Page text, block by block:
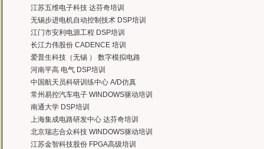
江苏五维电子科技 达芬奇培训
无锡步进电机自动控制技术 DSP培训
江门市安利电源工程 DSP培训
长江力伟股份 CADENCE 培训
爱普生科技（无锡 ） 数字模拟电路
河南平高 电气 DSP培训
中国航天员科研训练中心 A/D仿真
常州易控汽车电子 WINDOWS驱动培训
南通大学 DSP培训
上海集成电路研发中心 达芬奇培训
北京瑞志合众科技 WINDOWS驱动培训
江苏金智科技股份 FPGA高级培训